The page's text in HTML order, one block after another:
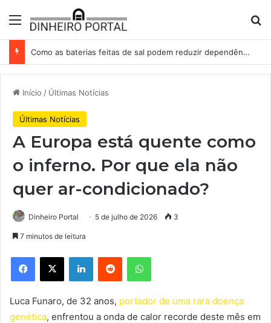
Menu
Como as baterias feitas de sal podem reduzir dependência da China na corrida por energia
Início / Últimas Notícias
Últimas Notícias
A Europa está quente como
o inferno. Por que ela não
quer ar-condicionado?
Dinheiro Portal 5 de julho de 2026 3
7 minutos de leitura
Facebook
X LinkedinReddit WhatsApp
Luca Funaro, de 32 anos, portador de uma rara doença
genética, enfrentou a onda de calor recorde deste mês em